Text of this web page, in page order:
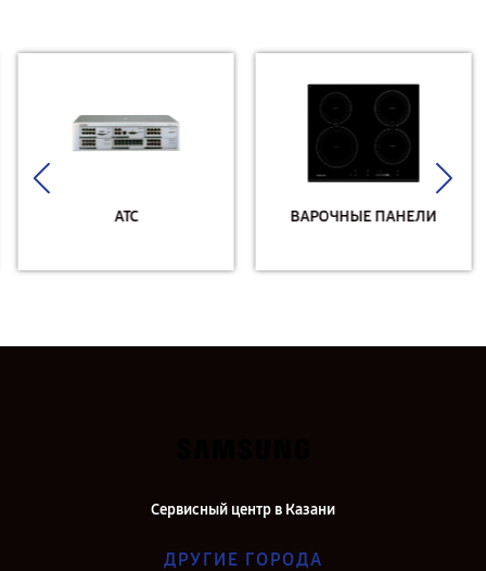
АТС ВАРОЧНЫЕ ПАНЕЛИ
Сервисный центр в Казани
ДРУГИЕ ГОРОДА